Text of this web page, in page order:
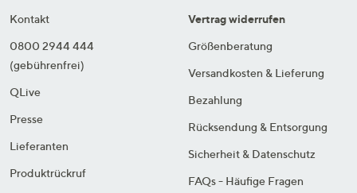
Kontakt
0800 2944 444
(gebührenfrei)
QLive
Presse
Lieferanten
Produktrückruf
Vertrag widerrufen
Größenberatung
Versandkosten & Lieferung
Bezahlung
Rücksendung & Entsorgung
Sicherheit & Datenschutz
FAQs - Häufige Fragen